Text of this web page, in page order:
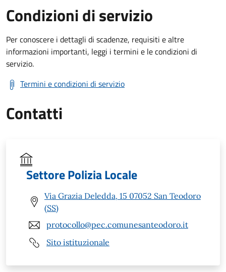
Condizioni di servizio
Per conoscere i dettagli di scadenze, requisiti e altre
informazioni importanti, leggi i termini e le condizioni di
servizio.
Termini e condizioni di servizio
Contatti
Settore Polizia Locale
Via Grazia Deledda, 15 07052 San Teodoro
(SS)
protocollo@pec.comunesanteodoro.it
Sito istituzionale